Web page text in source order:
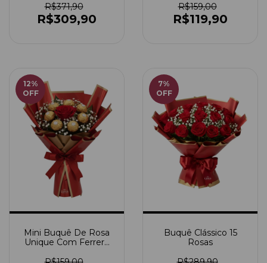
Rocher
R$371,90
R$309,90
Cor)
R$159,00
R$119,90
12%
OFF
Mini Buquê De Rosa
Unique Com Ferrero
7%
OFF
Buquê Clássico 15
Rosas